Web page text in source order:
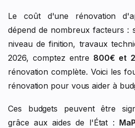
Le coût d'une rénovation
dépend de nombreux facteurs :
niveau de finition, travaux
2026, comptez entre 800€ et
rénovation complète. Voici les
rénovation pour vous aider à
Ces budgets peuvent être
grâce aux aides de l'État :